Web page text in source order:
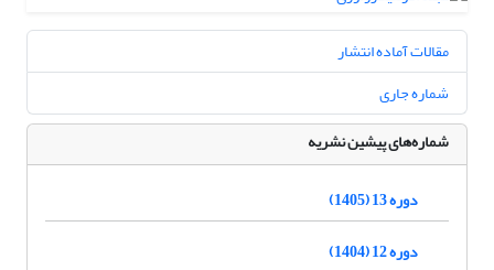
مقالات آماده انتشار
شماره جاری
شماره‌های پیشین نشریه
دوره 13 (1405)
دوره 12 (1404)